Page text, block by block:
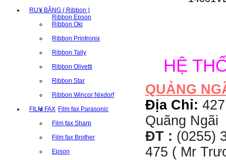
RUY BĂNG ( Ribbon )
Ribbon Epson
Ribbon Oki
Ribbon Printronix
Ribbon Tally
Ribbon Olivetti
Ribbon Star
Ribbon Wincor Nixdorf
FILM FAX Film fax Parasonic
Film fax Sharp
Film fax Brother
Epson
HỆ
QUẢNG
Địa Chỉ:
Quãng Ngãi
ĐT : (0255)
475 ( Mr